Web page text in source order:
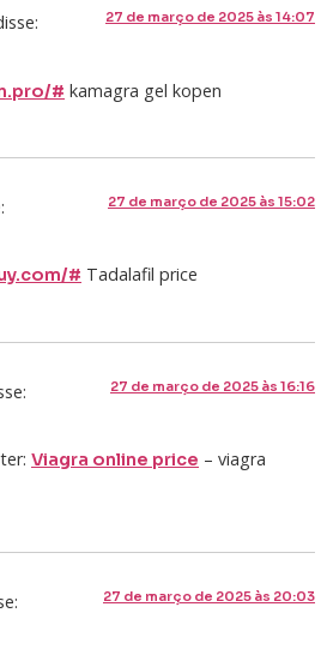
27 de março de 2025 às 14:07
# kamagra gel kopen
27 de março de 2025 às 15:02
# Tadalafil price
27 de março de 2025 às 16:16
Viagra online price – viagra
27 de março de 2025 às 20:03